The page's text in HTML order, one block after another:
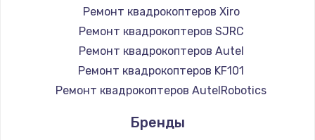
Ремонт квадрокоптеров Xiro
Ремонт квадрокоптеров SJRC
Ремонт квадрокоптеров Autel
Ремонт квадрокоптеров KF101
Ремонт квадрокоптеров AutelRobotics
Бренды